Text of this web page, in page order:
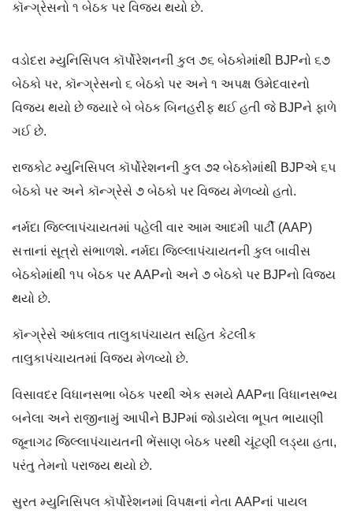
કૉન્ગ્રેસનો ૧ બેઠક પર વિજય થયો છે.
વડોદરા મ્યુનિસિપલ કૉર્પોરેશનની કુલ ૭૬ બેઠકોમાંથી BJPનો ૬૭
બેઠકો પર, કૉન્ગ્રેસનો ૬ બેઠકો પર અને ૧ અપક્ષ ઉમેદવારનો
વિજય થયો છે જ્યારે બે બેઠક બિનહરીફ થઈ હતી જે BJPને ફાળે
ગઈ છે.
રાજકોટ મ્યુનિસિપલ કૉર્પોરેશનની કુલ ૭૨ બેઠકોમાંથી BJPએ ૬૫
બેઠકો પર અને કૉન્ગ્રેસે ૭ બેઠકો પર વિજય મેળવ્યો હતો.
નર્મદા જિલ્લાપંચાયતમાં પહેલી વાર આમ આદમી પાર્ટી (AAP)
સત્તાનાં સૂત્રો સંભાળશે. નર્મદા જિલ્લાપંચાયતની કુલ બાવીસ
બેઠકોમાંથી ૧૫ બેઠક પર AAPનો અને ૭ બેઠકો પર BJPનો વિજય
થયો છે.
કૉન્ગ્રેસે આંકલાવ તાલુકાપંચાયત સહિત કેટલીક
તાલુકાપંચાયતમાં વિજય મેળવ્યો છે.
વિસાવદર વિધાનસભા બેઠક પરથી એક સમયે AAPના વિધાનસભ્ય
બનેલા અને રાજીનામું આપીને BJPમાં જોડાયેલા ભૂપત ભાયાણી
જૂનાગઢ જિલ્લાપંચાયતની ભેંસાણ બેઠક પરથી ચૂંટણી લડ્યા હતા,
પરંતુ તેમનો પરાજય થયો છે.
સુરત મ્યુનિસિપલ કૉર્પોરેશનમાં વિપક્ષનાં નેતા AAPનાં પાયલ